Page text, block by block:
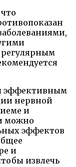
регулярным
эффективным
нервной
и
можно
эффектов
и
извлечь